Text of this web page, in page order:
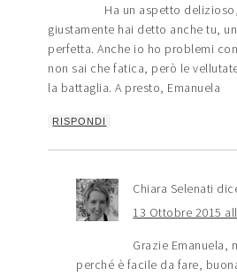
Ha un aspetto
giustamente hai detto anche tu,
perfetta. Anche io ho problemi
non sai che fatica, però le
la battaglia. A presto, Emanuela
RISPONDI
Chiara Selenati
13 Ottobre 2015
Grazie Emanuela,
perché è facile da fare,